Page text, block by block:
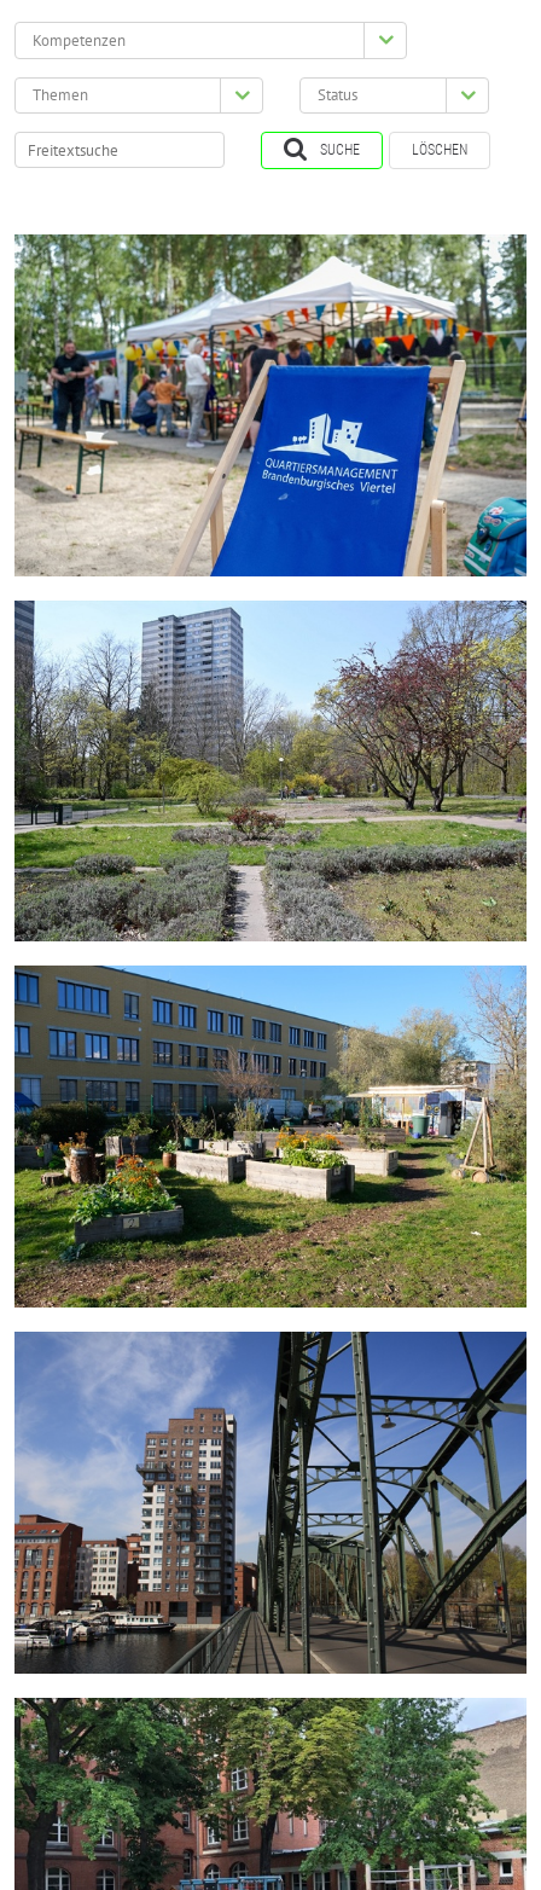
Kompetenzen
Themen Status
SUCHE LÖSCHEN
mehr erfahren
mehr erfahren
mehr erfahren
mehr erfahren